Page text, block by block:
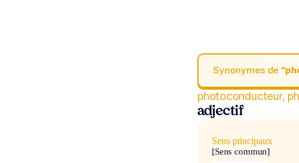
Synonymes de
photoconducteur,
adjectif
Sens principaux
[Sens commun]